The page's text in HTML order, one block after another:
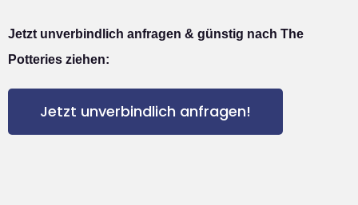
Jetzt unverbindlich anfragen & günstig nach The
Potteries ziehen:
Jetzt unverbindlich anfragen!